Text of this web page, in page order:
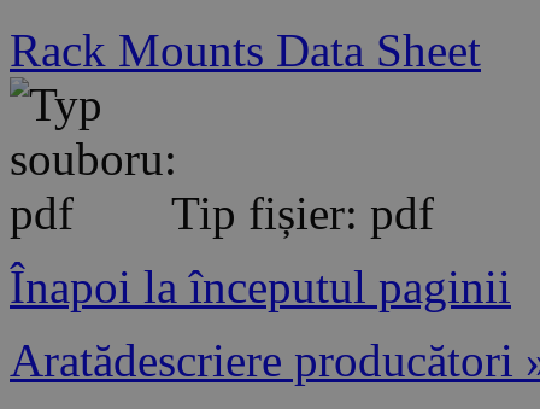
Rack Mounts Data Sheet
Tip fișier: pdf
Înapoi la începutul paginii
Aratădescriere producători